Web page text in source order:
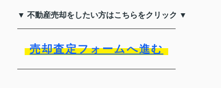
▼ 不動産売却をしたい方はこちらをクリック ▼
売却査定フォームへ進む